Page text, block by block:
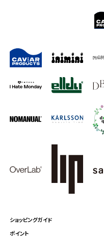
ショッピングガイド
ポイント